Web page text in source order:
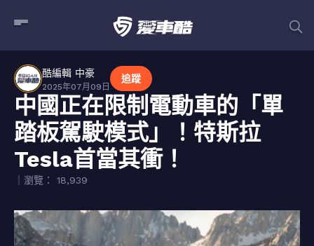
酷編輯 中豪
2025年07月09日
追蹤
中國正在限制電動車的「單
踏板駕駛模式」！特斯拉
Tesla首當其衝！
｜瀏覽： 18,939